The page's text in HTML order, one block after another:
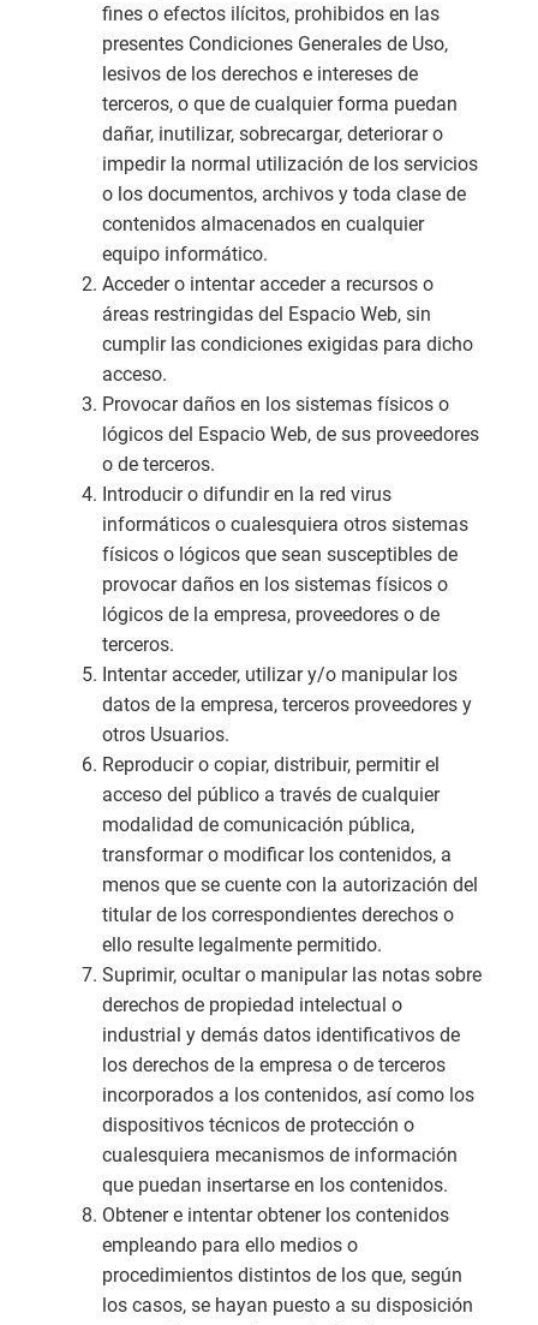
fines o efectos ilícitos, prohibidos en las
presentes Condiciones Generales de Uso,
lesivos de los derechos e intereses de
terceros, o que de cualquier forma puedan
dañar, inutilizar, sobrecargar, deteriorar o
impedir la normal utilización de los servicios
o los documentos, archivos y toda clase de
contenidos almacenados en cualquier
equipo informático.
Acceder o intentar acceder a recursos o
áreas restringidas del Espacio Web, sin
cumplir las condiciones exigidas para dicho
acceso.
Provocar daños en los sistemas físicos o
lógicos del Espacio Web, de sus proveedores
o de terceros.
Introducir o difundir en la red virus
informáticos o cualesquiera otros sistemas
físicos o lógicos que sean susceptibles de
provocar daños en los sistemas físicos o
lógicos de la empresa, proveedores o de
terceros.
Intentar acceder, utilizar y/o manipular los
datos de la empresa, terceros proveedores y
otros Usuarios.
Reproducir o copiar, distribuir, permitir el
acceso del público a través de cualquier
modalidad de comunicación pública,
transformar o modificar los contenidos, a
menos que se cuente con la autorización del
titular de los correspondientes derechos o
ello resulte legalmente permitido.
Suprimir, ocultar o manipular las notas sobre
derechos de propiedad intelectual o
industrial y demás datos identificativos de
los derechos de la empresa o de terceros
incorporados a los contenidos, así como los
dispositivos técnicos de protección o
cualesquiera mecanismos de información
que puedan insertarse en los contenidos.
Obtener e intentar obtener los contenidos
empleando para ello medios o
procedimientos distintos de los que, según
los casos, se hayan puesto a su disposición